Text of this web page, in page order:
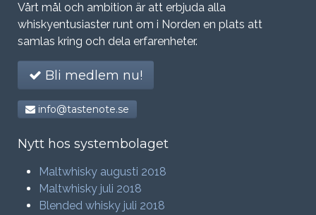
Vårt mål och ambition är att erbjuda alla
whiskyentusiaster runt om i Norden en plats att
samlas kring och dela erfarenheter.
Bli medlem nu!
info@tastenote.se
Nytt hos systembolaget
Maltwhisky augusti 2018
Maltwhisky juli 2018
Blended whisky juli 2018